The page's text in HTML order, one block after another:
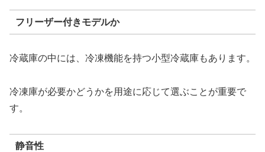
フリーザー付きモデルか
冷蔵庫の中には、冷凍機能を持つ小型冷蔵庫もあります。
冷凍庫が必要かどうかを用途に応じて選ぶことが重要で
す。
静音性